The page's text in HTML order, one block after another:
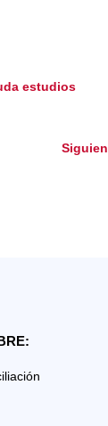
estudios